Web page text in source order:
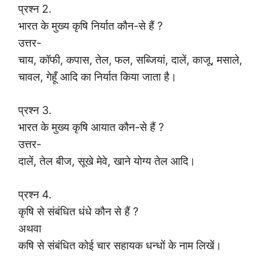
प्रश्न 2.
भारत के मुख्य कृषि निर्यात कौन-से हैं ?
उत्तर-
चाय, कॉफी, कपास, तेल, फल, सब्जियां, दालें, काजू, मसाले,
चावल, गेहूँ आदि का निर्यात किया जाता है।
प्रश्न 3.
भारत के मुख्य कृषि आयात कौन-से हैं ?
उत्तर-
दालें, तेल बीज, सूखे मेवे, खाने योग्य तेल आदि।
प्रश्न 4.
कृषि से संबंधित धंधे कौन से हैं ?
अथवा
कषि से संबंधित कोई चार सहायक धन्धों के नाम लिखें।